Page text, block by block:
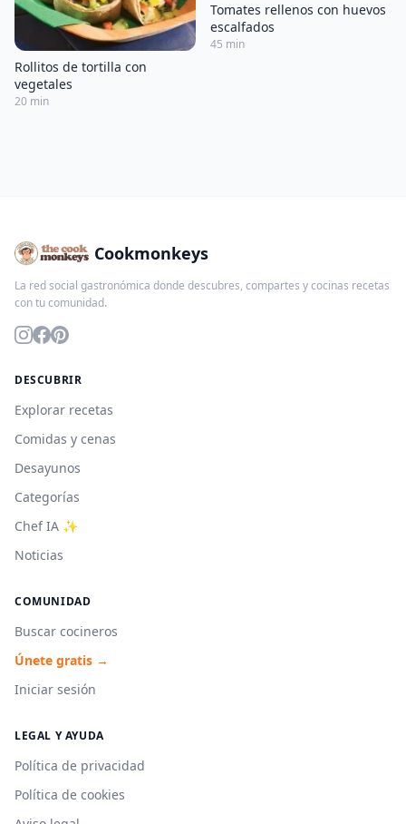
Rollitos de tortilla con
vegetales
20 min
Tomates rellenos con huevos
escalfados
45 min
Cookmonkeys
La red social gastronómica donde descubres, compartes y cocinas recetas
con tu comunidad.
DESCUBRIR
Explorar recetas
Comidas y cenas
Desayunos
Categorías
Chef IA ✨
Noticias
COMUNIDAD
Buscar cocineros
Únete gratis →
Iniciar sesión
LEGAL Y AYUDA
Política de privacidad
Política de cookies